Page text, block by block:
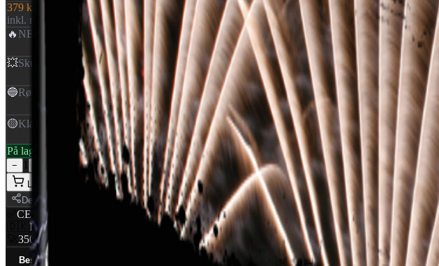
379 kr.
inkl. moms
🔥 NEM
💥Skud
🔵Rør Ø
🟡Klasse
På lager — klar til levering
− 1
Læg i kurv
Del
CE Godkendt
Dansk distributør
World Of Fireworks
350+ produkter
Beskrivelse Ansvarlig part